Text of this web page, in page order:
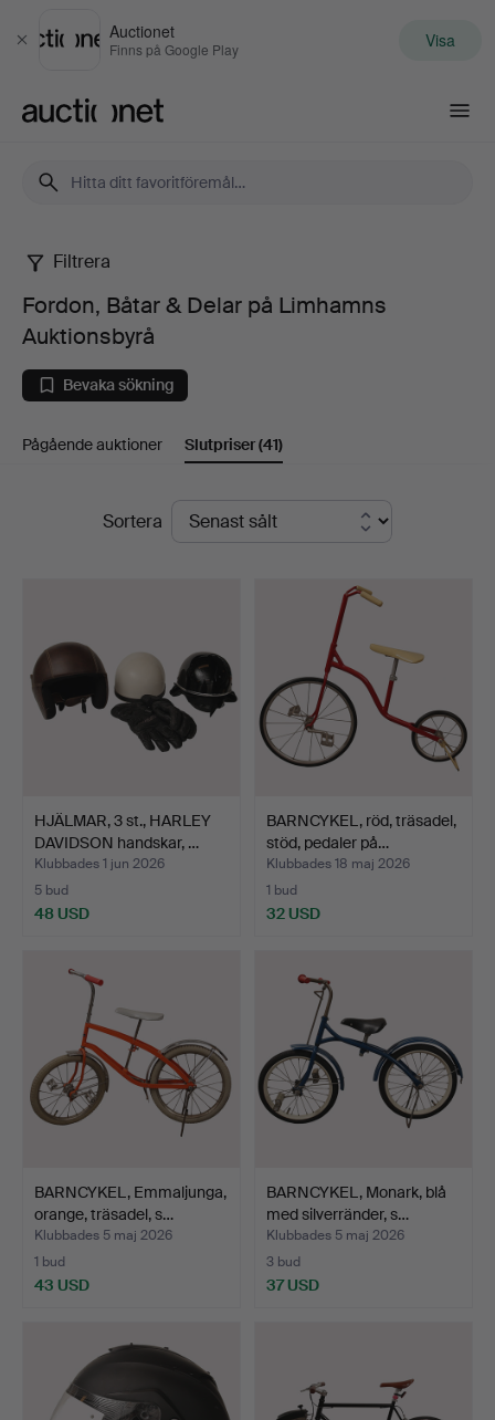
Stäng
Auctionet
Finns på Google Play Visa
Fordon,
Båtar
&
Delar
Limhamns
Filtrera
Fordon, Båtar & Delar på Limhamns
Auktionsbyrå
Bevaka sökning
Pågående auktioner Slutpriser(41)
SlutpriserSortera
HJÄLMAR, 3 st., HARLEY
DAVIDSON handskar, …
Klubbades 1 jun 2026
5 bud
48 USD
BARNCYKEL, röd, träsadel,
stöd, pedaler på…
Klubbades 18 maj 2026
1 bud
32 USD
BARNCYKEL, Emmaljunga,
orange, träsadel, s…
Klubbades 5 maj 2026
1 bud
43 USD
BARNCYKEL, Monark, blå
med silverränder, s…
Klubbades 5 maj 2026
3 bud
37 USD